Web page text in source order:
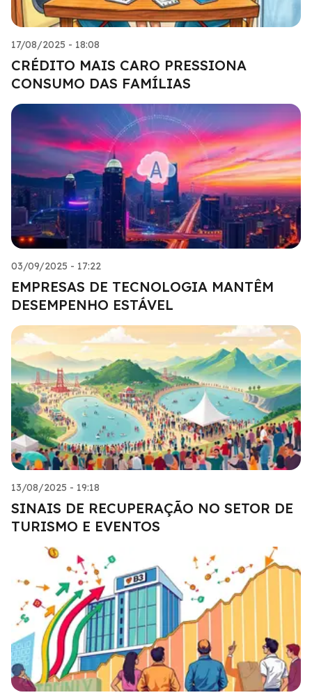
17/08/2025 - 18:08
CRÉDITO MAIS CARO PRESSIONA
CONSUMO DAS FAMÍLIAS
03/09/2025 - 17:22
EMPRESAS DE TECNOLOGIA MANTÊM
DESEMPENHO ESTÁVEL
13/08/2025 - 19:18
SINAIS DE RECUPERAÇÃO NO SETOR DE
TURISMO E EVENTOS